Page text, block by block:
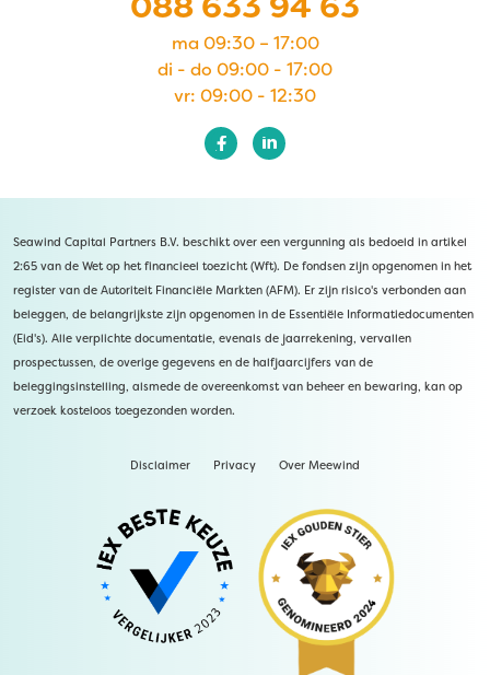
ma 09:30 – 17:00
di - do 09:00 - 17:00
vr: 09:00 - 12:30
Seawind Capital Partners B.V. beschikt over een vergunning als bedoeld in artikel
2:65 van de Wet op het financieel toezicht (Wft). De fondsen zijn opgenomen in het
register van de Autoriteit Financiële Markten (AFM). Er zijn risico's verbonden aan
beleggen, de belangrijkste zijn opgenomen in de Essentiële Informatiedocumenten
(Eid's). Alle verplichte documentatie, evenals de jaarrekening, vervallen
prospectussen, de overige gegevens en de halfjaarcijfers van de
beleggingsinstelling, alsmede de overeenkomst van beheer en bewaring, kan op
verzoek kosteloos toegezonden worden.
Disclaimer Privacy Over Meewind